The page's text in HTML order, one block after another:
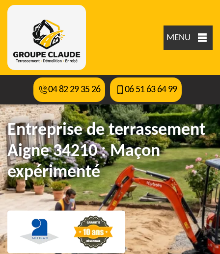
MENU
04 82 29 35 26 06 51 63 64 99
Entreprise de terrassement
Aigne 34210 : Maçon
expérimenté